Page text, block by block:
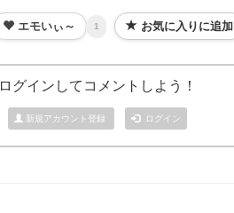
エモいぃ～ 1 お気に入りに追加
ログインしてコメントしよう！
新規アカウント登録 ログイン